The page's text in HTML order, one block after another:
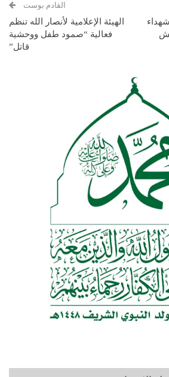
القادم بوست
الهيئة الإعلامية لأنصار الله تنظم
فعالية “صمود طفل ووحشية
قاتل”